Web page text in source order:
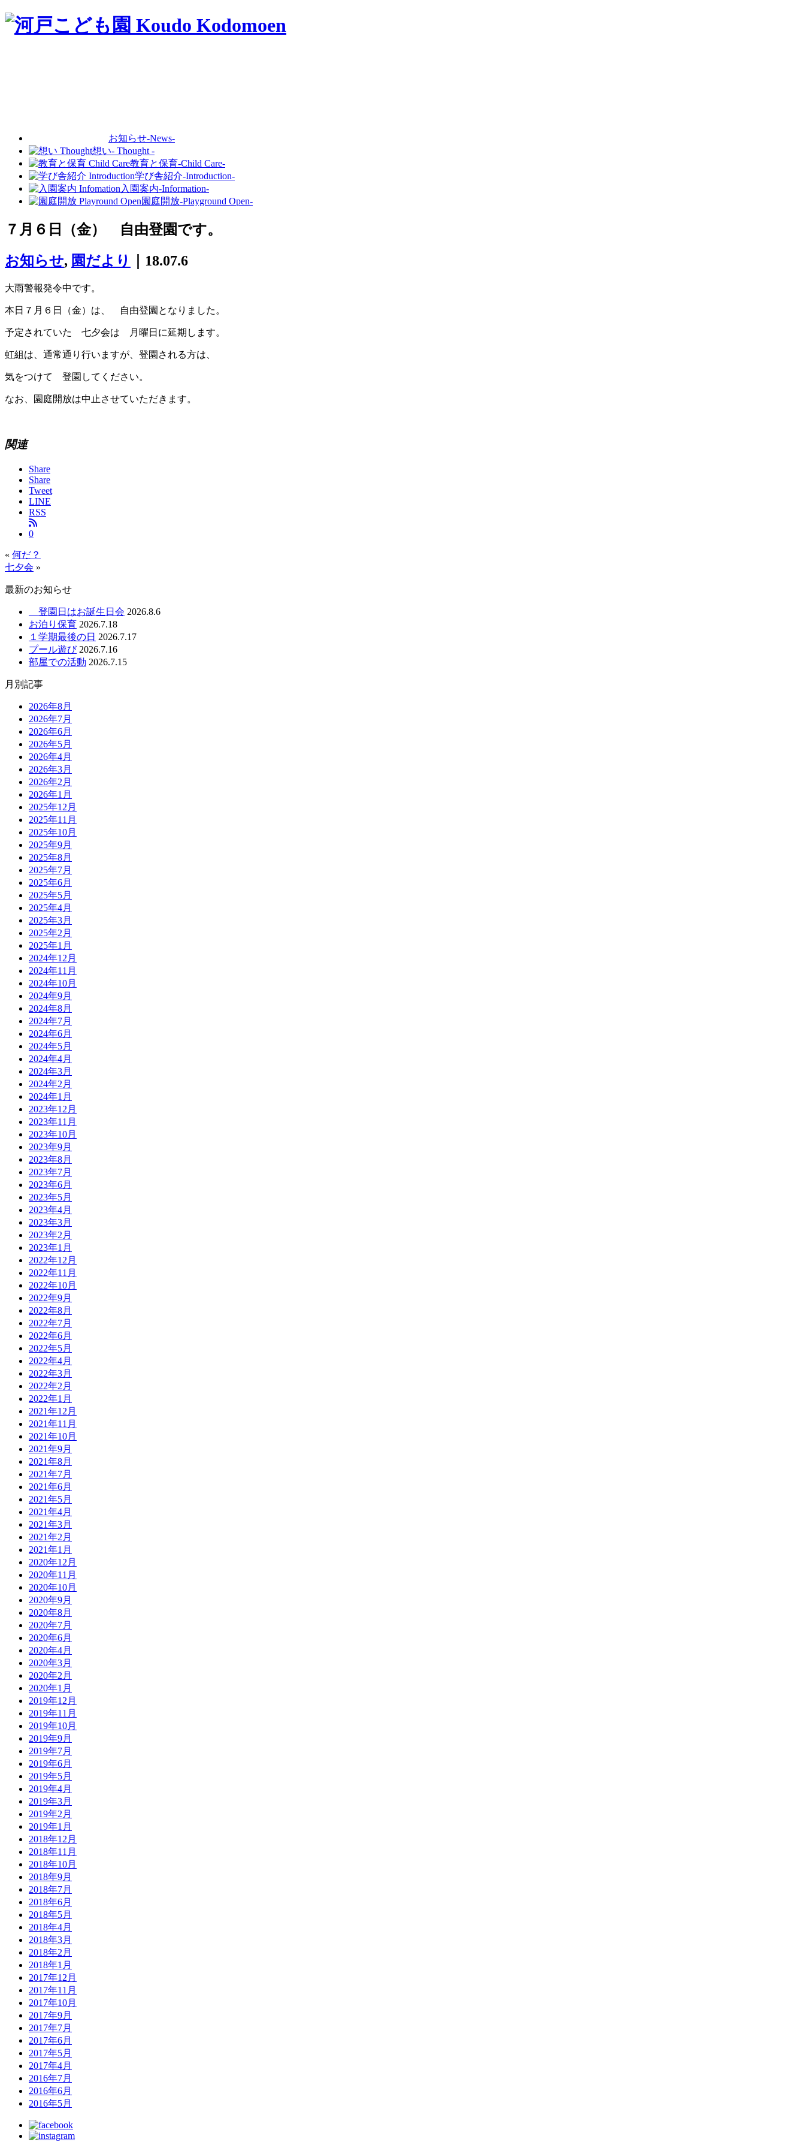
お知らせ-News-
想い- Thought -
教育と保育-Child Care-
学び舎紹介-Introduction-
入園案内-Information-
園庭開放-Playground Open-
７月６日（金） 自由登園です。
お知らせ, 園だより ｜18.07.6
大雨警報発令中です。
本日７月６日（金）は、 自由登園となりました。
予定されていた 七夕会は 月曜日に延期します。
虹組は、通常通り行いますが、登園される方は、
気をつけて 登園してください。
なお、園庭開放は中止させていただきます。
関連
Share
Share
Tweet
LINE
RSS
0
« 何だ？
七夕会 »
最新のお知らせ
登園日はお誕生日会 2026.8.6
お泊り保育 2026.7.18
１学期最後の日 2026.7.17
プール遊び 2026.7.16
部屋での活動 2026.7.15
月別記事
2026年8月
2026年7月
2026年6月
2026年5月
2026年4月
2026年3月
2026年2月
2026年1月
2025年12月
2025年11月
2025年10月
2025年9月
2025年8月
2025年7月
2025年6月
2025年5月
2025年4月
2025年3月
2025年2月
2025年1月
2024年12月
2024年11月
2024年10月
2024年9月
2024年8月
2024年7月
2024年6月
2024年5月
2024年4月
2024年3月
2024年2月
2024年1月
2023年12月
2023年11月
2023年10月
2023年9月
2023年8月
2023年7月
2023年6月
2023年5月
2023年4月
2023年3月
2023年2月
2023年1月
2022年12月
2022年11月
2022年10月
2022年9月
2022年8月
2022年7月
2022年6月
2022年5月
2022年4月
2022年3月
2022年2月
2022年1月
2021年12月
2021年11月
2021年10月
2021年9月
2021年8月
2021年7月
2021年6月
2021年5月
2021年4月
2021年3月
2021年2月
2021年1月
2020年12月
2020年11月
2020年10月
2020年9月
2020年8月
2020年7月
2020年6月
2020年4月
2020年3月
2020年2月
2020年1月
2019年12月
2019年11月
2019年10月
2019年9月
2019年7月
2019年6月
2019年5月
2019年4月
2019年3月
2019年2月
2019年1月
2018年12月
2018年11月
2018年10月
2018年9月
2018年7月
2018年6月
2018年5月
2018年4月
2018年3月
2018年2月
2018年1月
2017年12月
2017年11月
2017年10月
2017年9月
2017年7月
2017年6月
2017年5月
2017年4月
2016年7月
2016年6月
2016年5月